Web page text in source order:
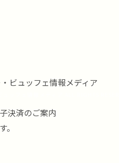
ビュッフェ情報メディア
決済のご案内